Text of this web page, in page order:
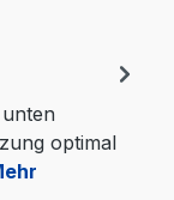
optimal